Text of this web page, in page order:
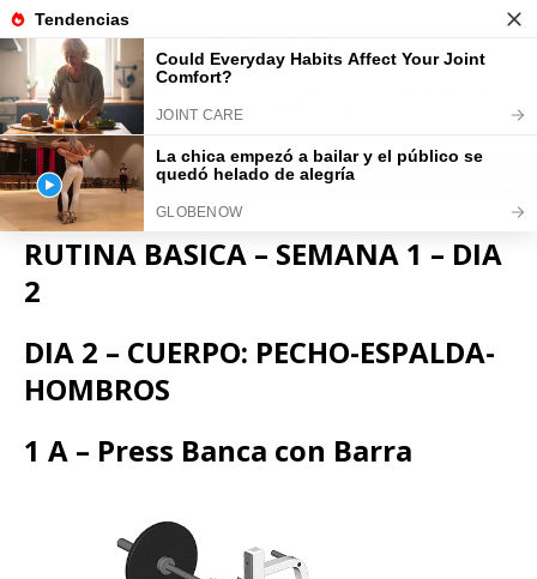
DIONISIO
SALUD NATURAL, REMEDIOS CASEROS Y BIENESTAR PARA
LA VIDA COTIDIANA
RUTINA BASICA – SEMANA 1 – DIA
2
DIA 2 – CUERPO: PECHO-ESPALDA-
HOMBROS
1 A – Press Banca con Barra